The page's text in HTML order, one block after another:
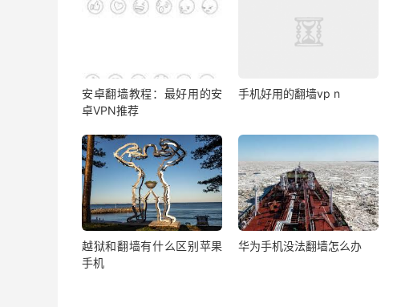
安卓翻墙教程：最好用的安
卓VPN推荐
手机好用的翻墙vp n
越狱和翻墙有什么区别苹果
手机
华为手机没法翻墙怎么办